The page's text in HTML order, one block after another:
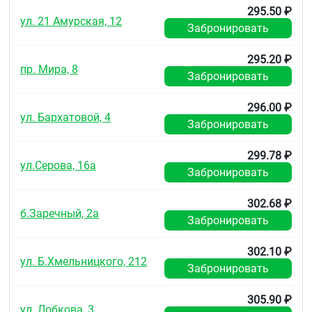
Беременность (первый и третий триместр).
порфирии).
Если у Вас одно из этих заболеваний или
проконсультируйтесь с врачом.
Гипотензия (систолическое артериальное
давление ниже 100 мм рт. ст.), снижение
объёма циркулирующей крови,
нестабильность гемодинамики (инфаркт
миокарда, множественная травма,
начинающийся шок), начинающаяся
снижения артериального давления).
Заболевания, при которых значительное
обладать повышенной опасностью (пациенты
ул. 21 Амурская, 12
295.50 ₽
Забронировать
пр. Мира, 8
295.20 ₽
Забронировать
ул. Бархатовой, 4
296.00 ₽
Забронировать
ул.Серова, 16а
299.78 ₽
Забронировать
б.Заречный, 2а
302.68 ₽
Забронировать
ул. Б.Хмельницкого, 212
302.10 ₽
Забронировать
305.90 ₽